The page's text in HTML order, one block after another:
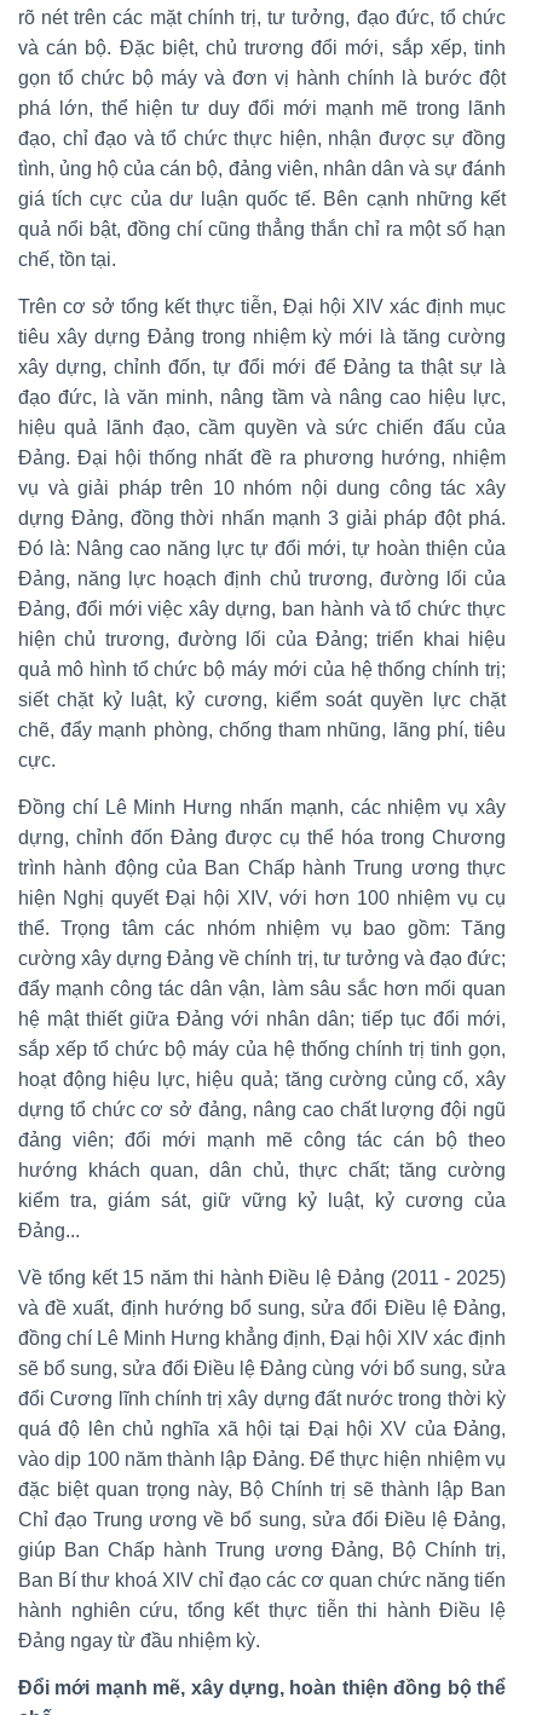
rõ nét trên các mặt chính trị, tư tưởng, đạo đức, tổ chức
và cán bộ. Đặc biệt, chủ trương đổi mới, sắp xếp, tinh
gọn tổ chức bộ máy và đơn vị hành chính là bước đột
phá lớn, thể hiện tư duy đổi mới mạnh mẽ trong lãnh
đạo, chỉ đạo và tổ chức thực hiện, nhận được sự đồng
tình, ủng hộ của cán bộ, đảng viên, nhân dân và sự đánh
giá tích cực của dư luận quốc tế. Bên cạnh những kết
quả nổi bật, đồng chí cũng thẳng thắn chỉ ra một số hạn
chế, tồn tại.
Trên cơ sở tổng kết thực tiễn, Đại hội XIV xác định mục
tiêu xây dựng Đảng trong nhiệm kỳ mới là tăng cường
xây dựng, chỉnh đốn, tự đổi mới để Đảng ta thật sự là
đạo đức, là văn minh, nâng tầm và nâng cao hiệu lực,
hiệu quả lãnh đạo, cầm quyền và sức chiến đấu của
Đảng. Đại hội thống nhất đề ra phương hướng, nhiệm
vụ và giải pháp trên 10 nhóm nội dung công tác xây
dựng Đảng, đồng thời nhấn mạnh 3 giải pháp đột phá.
Đó là: Nâng cao năng lực tự đổi mới, tự hoàn thiện của
Đảng, năng lực hoạch định chủ trương, đường lối của
Đảng, đổi mới việc xây dựng, ban hành và tổ chức thực
hiện chủ trương, đường lối của Đảng; triển khai hiệu
quả mô hình tổ chức bộ máy mới của hệ thống chính trị;
siết chặt kỷ luật, kỷ cương, kiểm soát quyền lực chặt
chẽ, đẩy mạnh phòng, chống tham nhũng, lãng phí, tiêu
cực.
Đồng chí Lê Minh Hưng nhấn mạnh, các nhiệm vụ xây
dựng, chỉnh đốn Đảng được cụ thể hóa trong Chương
trình hành động của Ban Chấp hành Trung ương thực
hiện Nghị quyết Đại hội XIV, với hơn 100 nhiệm vụ cụ
thể. Trọng tâm các nhóm nhiệm vụ bao gồm: Tăng
cường xây dựng Đảng về chính trị, tư tưởng và đạo đức;
đẩy mạnh công tác dân vận, làm sâu sắc hơn mối quan
hệ mật thiết giữa Đảng với nhân dân; tiếp tục đổi mới,
sắp xếp tổ chức bộ máy của hệ thống chính trị tinh gọn,
hoạt động hiệu lực, hiệu quả; tăng cường củng cố, xây
dựng tổ chức cơ sở đảng, nâng cao chất lượng đội ngũ
đảng viên; đổi mới mạnh mẽ công tác cán bộ theo
hướng khách quan, dân chủ, thực chất; tăng cường
kiểm tra, giám sát, giữ vững kỷ luật, kỷ cương của
Đảng...
Về tổng kết 15 năm thi hành Điều lệ Đảng (2011 - 2025)
và đề xuất, định hướng bổ sung, sửa đổi Điều lệ Đảng,
đồng chí Lê Minh Hưng khẳng định, Đại hội XIV xác định
sẽ bổ sung, sửa đổi Điều lệ Đảng cùng với bổ sung, sửa
đổi Cương lĩnh chính trị xây dựng đất nước trong thời kỳ
quá độ lên chủ nghĩa xã hội tại Đại hội XV của Đảng,
vào dịp 100 năm thành lập Đảng. Để thực hiện nhiệm vụ
đặc biệt quan trọng này, Bộ Chính trị sẽ thành lập Ban
Chỉ đạo Trung ương về bổ sung, sửa đổi Điều lệ Đảng,
giúp Ban Chấp hành Trung ương Đảng, Bộ Chính trị,
Ban Bí thư khoá XIV chỉ đạo các cơ quan chức năng tiến
hành nghiên cứu, tổng kết thực tiễn thi hành Điều lệ
Đảng ngay từ đầu nhiệm kỳ.
Đổi mới mạnh mẽ, xây dựng, hoàn thiện đồng bộ thể